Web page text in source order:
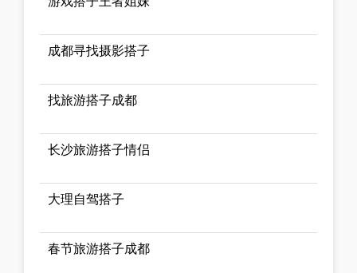
成都寻找摄影搭子
找旅游搭子成都
长沙旅游搭子情侣
大理自驾搭子
春节旅游搭子成都